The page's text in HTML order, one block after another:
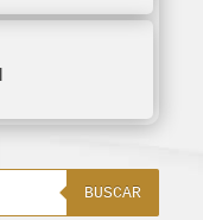
BUSCAR